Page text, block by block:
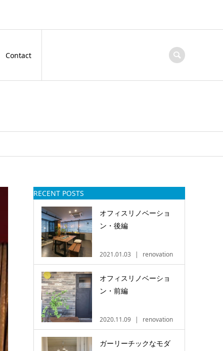
Contact
RECENT POSTS
オフィスリノベーショ
ン・後編
2021.01.03 renovation
オフィスリノベーショ
ン・前編
2020.11.09 renovation
ガーリーチックなモダ